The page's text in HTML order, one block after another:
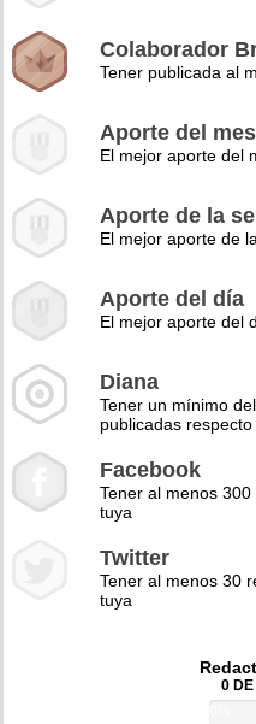
Colaborador
Tener publicada al
Aporte del mes
El mejor aporte del
Aporte de la
El mejor aporte de
Aporte del día
El mejor aporte del
Diana
Tener un mínimo
publicadas
Facebook
Tener al menos
tuya
Twitter
Tener al menos 30
tuya
0 DE